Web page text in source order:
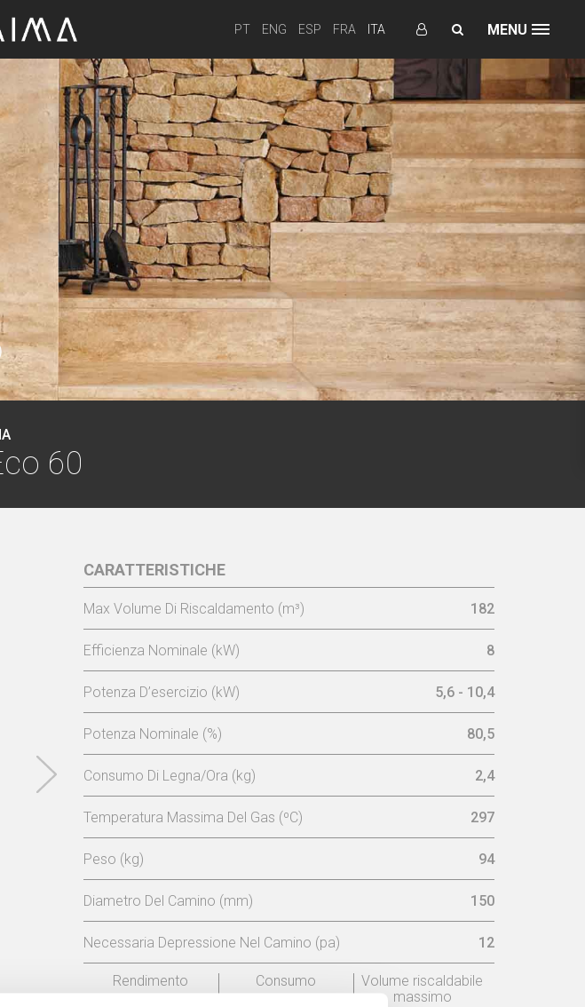
PT ENG ESP FRA ITA MENU
60
URANO ECO 60 -
CARATTERISTICHE
Max Volume Di Riscaldamento (m³) 182
Efficienza Nominale (kW) 8
Potenza D’esercizio (kW) 5,6 - 10,4
Potenza Nominale (%) 80,5
Consumo Di Legna/Ora (kg) 2,4
Temperatura Massima Del Gas (ºC) 297
Peso (kg) 94
Diametro Del Camino (mm) 150
Necessaria Depressione Nel Camino (pa) 12
Rendimento Consumo
Volume riscaldabile
massimo